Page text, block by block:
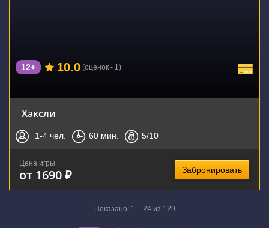
12+ 10.0 (оценок - 1)
Хаксли
1-4 чел. 60 мин. 5/10
Цена игры
от 1690 ₽ Забронировать
Показано: 1 – 24 из 129